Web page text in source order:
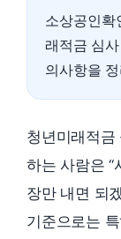
소상공인확
래적금 심
의사항을
청년미래적금
하는 사람은 “
장만 내면 되
기준으로는